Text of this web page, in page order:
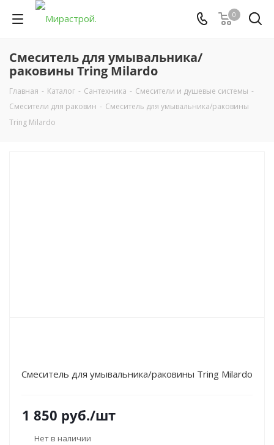
0
Смеситель для умывальника/
раковины Tring Milardo
Главная - Каталог - Сантехника - Смесители и душевые системы -
Смесители для раковин - Смеситель для умывальника/раковины
Tring Milardo
Смеситель для умывальника/раковины Tring Milardo
1 850 руб./шт
Нет в наличии